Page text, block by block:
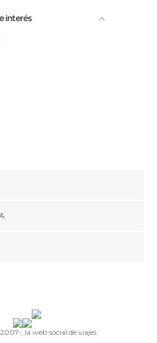
interés
, la web social de viajes